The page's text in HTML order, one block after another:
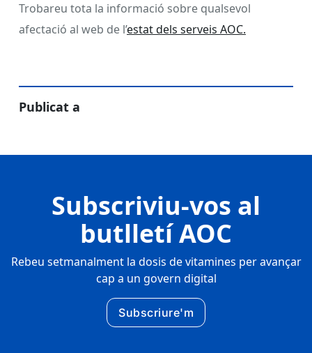
Trobareu tota la informació sobre qualsevol
afectació al web de l’estat dels serveis AOC.
Publicat a
Subscriviu-vos al
butlletí AOC
Rebeu setmanalment la dosis de vitamines per avançar
cap a un govern digital
Subscriure'm